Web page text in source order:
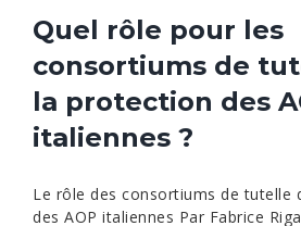
Quel rôle pour les
consortiums de
la protection des
italiennes ?
Le rôle des consortiums de tutelle
des AOP italiennes Par Fabrice